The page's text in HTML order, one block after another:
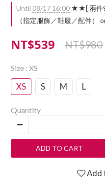
Until 08/17 16:00 ★★[ 兩件9
（指定服飾／鞋履／配件）
NT$539 NT$980
Size : XS
XS S M L
Quantity
ADD TO CART
Add